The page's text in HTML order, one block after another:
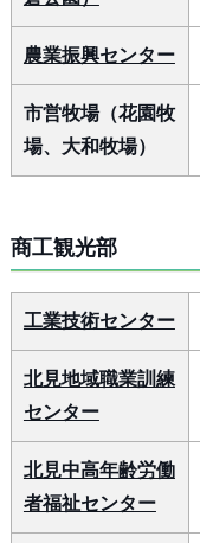
農業振興センター
市営牧場（花園牧
場、大和牧場）
商工観光部
工業技術センター
北見地域職業訓練
センター
北見中高年齢労働
者福祉センター